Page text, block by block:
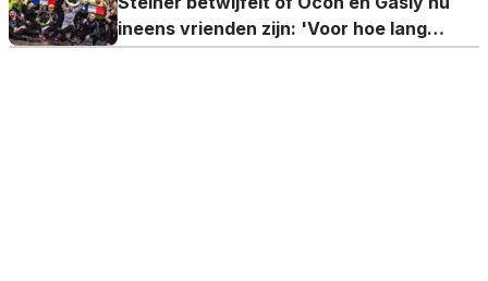
ineens vrienden zijn: 'Voor hoe lang
dan?'